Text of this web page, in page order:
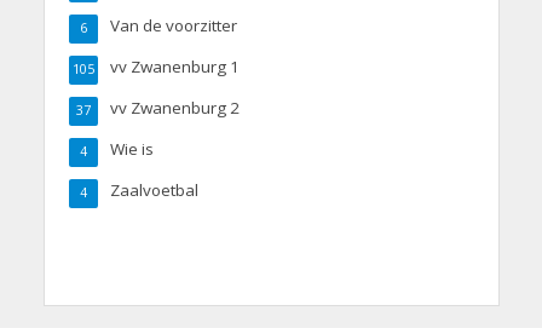
Van de voorzitter
6
vv Zwanenburg 1
105
vv Zwanenburg 2
37
Wie is
4
Zaalvoetbal
4